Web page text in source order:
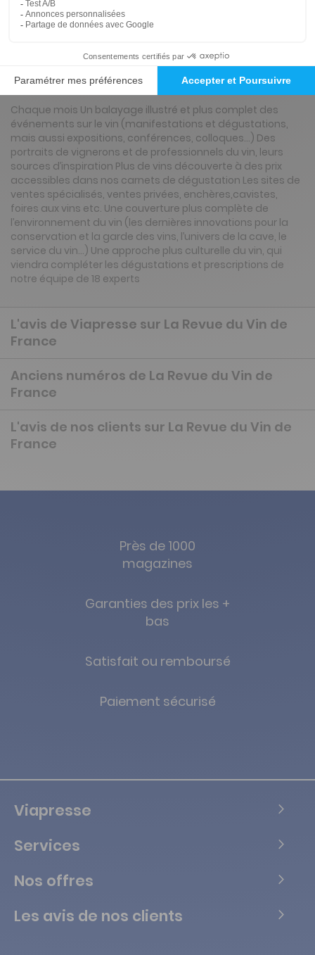
Présentation du magazine La Revue du Vin
Chaque mois Un balayage illustré et plus complet des
événements sur le vin (manifestations et dégustations,
mais aussi expositions, conférences, colloques...) Des
portraits de vignerons et de professionnels du vin, leurs
sources d’inspiration Plus de vins découverte à des prix
accessibles dans nos carnets de dégustation Les sites de
ventes spécialisés, ventes privées, enchères,cavistes,
foires aux vins etc. Une couverture plus complète de
l’environnement du vin (les dernières innovations pour la
conservation et la garde des vins, l’univers de la cave, le
service du vin...) Une approche plus culturelle du vin, qui
viendra compléter les dégustations et prescriptions de
notre équipe de 18 experts
L'avis de Viapresse sur La Revue du Vin de
France
Anciens numéros de La Revue du Vin de
France
L'avis de nos clients sur La Revue du Vin de
France
Près de 1000
magazines
Garanties des prix les +
bas
Satisfait ou remboursé
Paiement sécurisé
Viapresse
Services
Nos offres
Les avis de nos clients